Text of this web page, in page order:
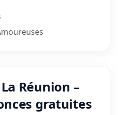
Réunion –
gratuites